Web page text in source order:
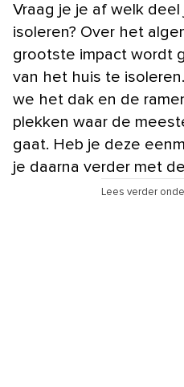
Vraag je je af welk
isoleren? Over het
grootste impact wordt
van het huis te
we het dak en de
plekken waar de
gaat. Heb je deze
je daarna verder met
Lees verder